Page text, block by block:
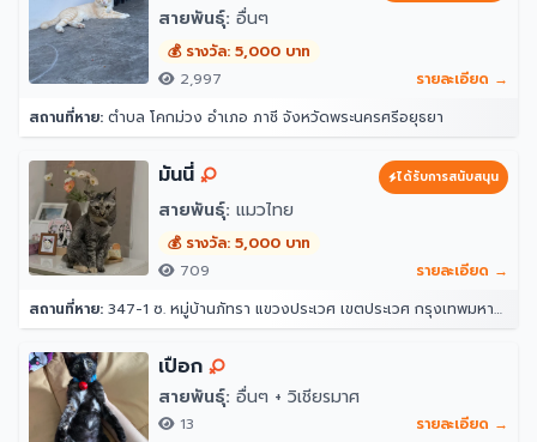
สายพันธุ์: อื่นๆ
💰 รางวัล: 5,000 บาท
2,997
รายละเอียด →
สถานที่หาย: ตำบล โคกม่วง อำเภอ ภาชี จังหวัดพระนครศรีอยุธยา
มันนี่ ได้รับการสนับสนุน
สายพันธุ์: แมวไทย
💰 รางวัล: 5,000 บาท
709
รายละเอียด →
สถานที่หาย: 347-1 ซ. หมู่บ้านภัทรา แขวงประเวศ เขตประเวศ กรุงเทพมหานคร 10250
เปือก
สายพันธุ์: อื่นๆ + วิเชียรมาศ
13 รายละเอียด →